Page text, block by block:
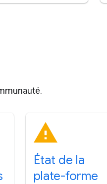
État de la
plate-forme